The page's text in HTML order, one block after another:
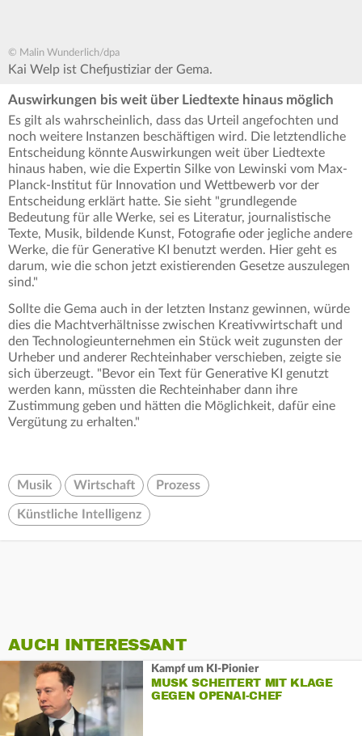
© Malin Wunderlich/dpa
Kai Welp ist Chefjustiziar der Gema.
Auswirkungen bis weit über Liedtexte hinaus möglich
Es gilt als wahrscheinlich, dass das Urteil angefochten und
noch weitere Instanzen beschäftigen wird. Die letztendliche
Entscheidung könnte Auswirkungen weit über Liedtexte
hinaus haben, wie die Expertin Silke von Lewinski vom Max-
Planck-Institut für Innovation und Wettbewerb vor der
Entscheidung erklärt hatte. Sie sieht "grundlegende
Bedeutung für alle Werke, sei es Literatur, journalistische
Texte, Musik, bildende Kunst, Fotografie oder jegliche andere
Werke, die für Generative KI benutzt werden. Hier geht es
darum, wie die schon jetzt existierenden Gesetze auszulegen
sind."
Sollte die Gema auch in der letzten Instanz gewinnen, würde
dies die Machtverhältnisse zwischen Kreativwirtschaft und
den Technologieunternehmen ein Stück weit zugunsten der
Urheber und anderer Rechteinhaber verschieben, zeigte sie
sich überzeugt. "Bevor ein Text für Generative KI genutzt
werden kann, müssten die Rechteinhaber dann ihre
Zustimmung geben und hätten die Möglichkeit, dafür eine
Vergütung zu erhalten."
Musik Wirtschaft Prozess
Künstliche Intelligenz
AUCH INTERESSANT
Kampf um KI-Pionier
MUSK SCHEITERT MIT KLAGE
GEGEN OPENAI-CHEF